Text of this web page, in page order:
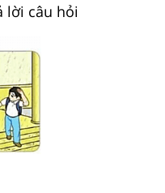
lời câu hỏi